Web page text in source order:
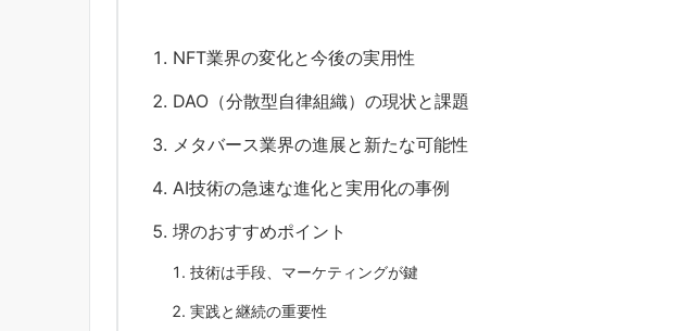
NFT業界の変化と今後の実用性
DAO（分散型自律組織）の現状と課題
メタバース業界の進展と新たな可能性
AI技術の急速な進化と実用化の事例
堺のおすすめポイント
技術は手段、マーケティングが鍵
実践と継続の重要性